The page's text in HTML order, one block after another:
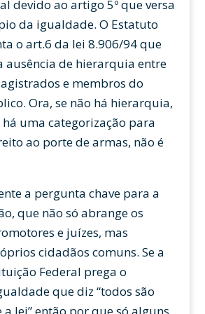
devido ao artigo 5º que versa
da igualdade. O Estatuto
o art.6 da lei 8.906/94 que
ausência de hierarquia entre
e membros do
Ora, se não há hierarquia,
uma categorização para
ao porte de armas, não é
a pergunta chave para a
que não só abrange os
e juízes, mas
cidadãos comuns. Se a
Federal prega o
que diz “todos são
lei” então por que só alguns